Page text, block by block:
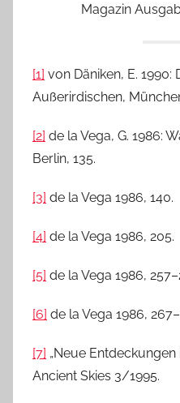
Magazin
[1] von Däniken, E. 1990:
Außerirdischen,
[2] de la Vega, G. 1986:
Berlin, 135.
[3] de la Vega 1986, 140.
[4] de la Vega 1986, 205.
[5] de la Vega 1986,
[6] de la Vega 1986,
[7] „Neue Entdeckungen
Ancient Skies 3/1995.